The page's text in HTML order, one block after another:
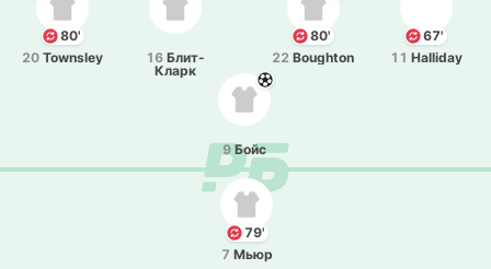
16 Бли­т-
Кларк
80'
22 Boughton
67'
11 Halliday
80'
20 Townsley
9 Бойс
79'
7 Мьюр